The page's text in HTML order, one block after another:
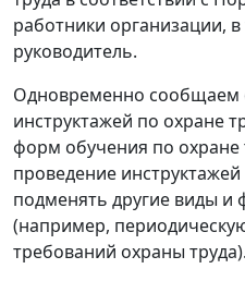
работники организации,
руководитель.
Одновременно сообщаем
инструктажей по охране
форм обучения по охране
проведение
подменять другие виды
(например,
требований охраны труда).